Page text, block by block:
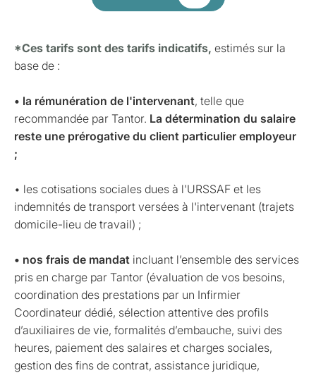
*Ces tarifs sont des tarifs indicatifs, estimés sur la
base de :
• la rémunération de l'intervenant, telle que
recommandée par Tantor. La détermination du salaire
reste une prérogative du client particulier employeur
;
• les cotisations sociales dues à l'URSSAF et les
indemnités de transport versées à l'intervenant (trajets
domicile-lieu de travail) ;
• nos frais de mandat incluant l’ensemble des services
pris en charge par Tantor (évaluation de vos besoins,
coordination des prestations par un Infirmier
Coordinateur dédié, sélection attentive des profils
d’auxiliaires de vie, formalités d’embauche, suivi des
heures, paiement des salaires et charges sociales,
gestion des fins de contrat, assistance juridique,